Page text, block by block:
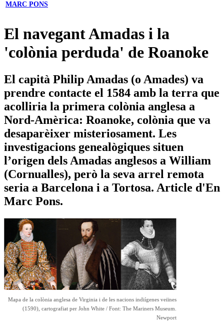
MARC PONS
El navegant Amadas i la
'colònia perduda' de Roanoke
El capità Philip Amadas (o Amades) va
prendre contacte el 1584 amb la terra que
acolliria la primera colònia anglesa a
Nord-Amèrica: Roanoke, colònia que va
desaparèixer misteriosament. Les
investigacions genealògiques situen
l’origen dels Amadas anglesos a William
(Cornualles), però la seva arrel remota
seria a Barcelona i a Tortosa. Article d'En
Marc Pons.
Mapa de la colònia anglesa de Virginia i de les nacions indiígenes veiïnes
(1590), cartografiat per John White / Font: The Mariners Museum.
Newport